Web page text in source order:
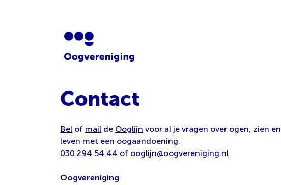
Contact
Bel of mail de Ooglijn voor al je vragen over ogen, zien en
leven met een oogaandoening.
030 294 54 44 of ooglijn@oogvereniging.nl
Oogvereniging